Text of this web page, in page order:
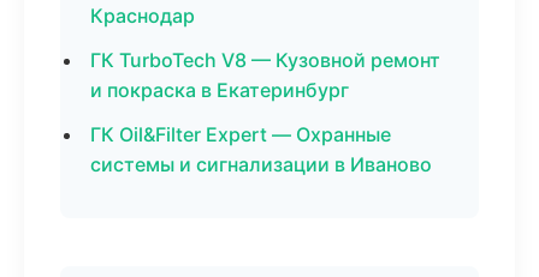
Краснодар
ГК TurboTech V8 — Кузовной ремонт
и покраска в Екатеринбург
ГК Oil&Filter Expert — Охранные
системы и сигнализации в Иваново